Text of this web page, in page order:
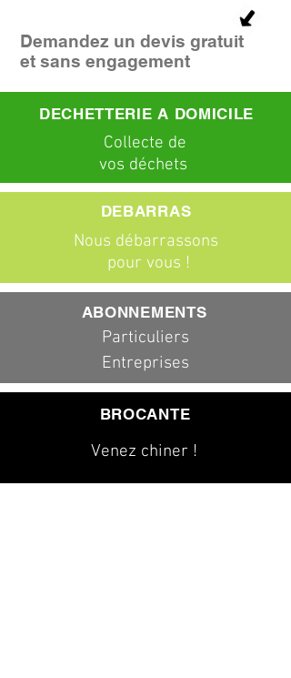
Demandez un devis gratuit
et sans engagement
DECHETTERIE A DOMICILE
Collecte de
vos déchets
Nous débarrassons
pour vous !
DEBARRAS
ABONNEMENTS
Particuliers
Entreprises
BROCANTE
Venez chiner !